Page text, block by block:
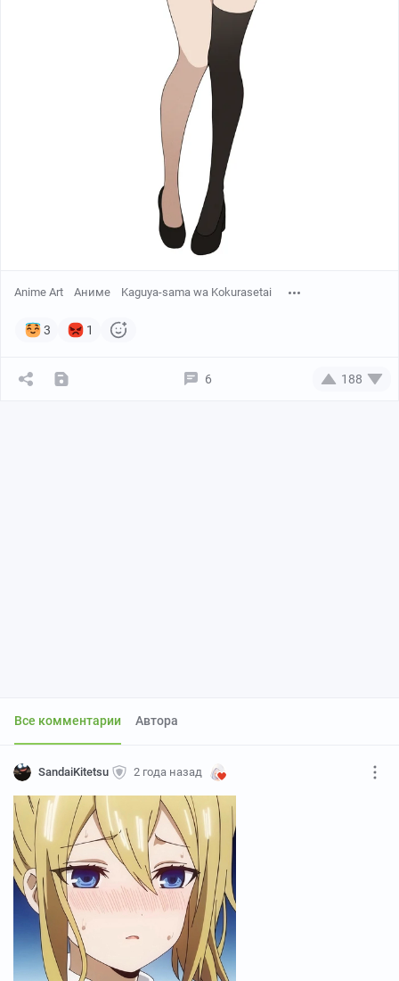
Anime Art Аниме Kaguya-sama wa Kokurasetai
3 1
6 188
Все комментарии Автора
SandaiKitetsu 2 года назад